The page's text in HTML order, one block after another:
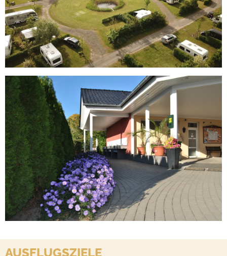
AUSFLUGSZIELE